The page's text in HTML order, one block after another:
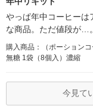
やっぱ年中コーヒーは
な商品。ただ値段が…
購入商品：（ポーション
無糖 1袋（8個入）濃縮
今見て